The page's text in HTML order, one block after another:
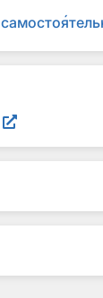
самостоя